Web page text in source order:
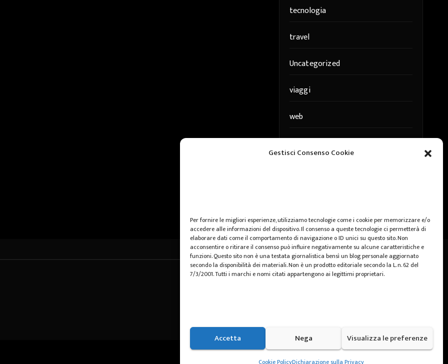
Gestisci Consenso Cookie
Per fornire le migliori esperienze, utilizziamo tecnologie come i cookie per memorizzare e/o
accedere alle informazioni del dispositivo. Il consenso a queste tecnologie ci permetterà di
elaborare dati come il comportamento di navigazione o ID unici su questo sito. Non
acconsentire o ritirare il consenso può influire negativamente su alcune caratteristiche e
funzioni. Questo sito non è una testata giornalistica bensì un blog personale aggiornato
secondo la disponibilità dei materiali. Non è un prodotto editoriale secondo la L. n. 62 del
7/3/2001. Tutti i marchi e nomi citati appartengono ai legittimi proprietari.
Accetta Nega Visualizza le preferenze
Cookie PolicyDichiarazione sulla Privacy
tecnologia
travel
Uncategorized
viaggi
web
Home Cookie Policy (UE)